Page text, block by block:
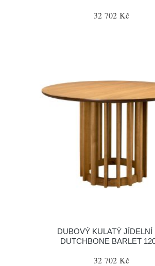
32 702 Kč
DUBOVÝ KULATÝ JÍDELNÍ
DUTCHBONE BARLET
32 702 Kč